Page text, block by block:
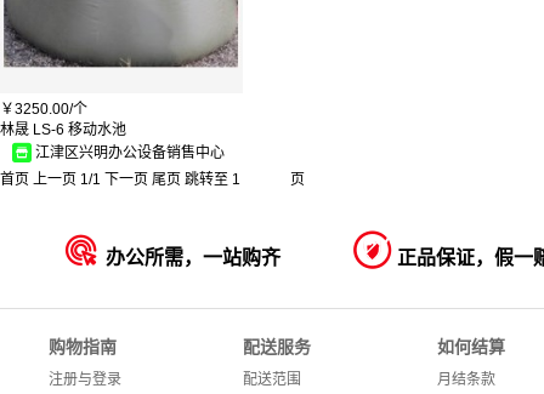
￥3250.00/个
林晟 LS-6 移动水池
江津区兴明办公设备销售中心
首页 上一页 1/1 下一页 尾页 跳转至 页
 办公所需，一站购齐  正品保证，假一
购物指南
注册与登录
配送服务
配送范围
如何结算
月结条款